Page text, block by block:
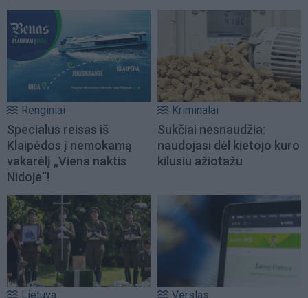
Renginiai
Specialus reisas iš
Klaipėdos į nemokamą
vakarėlį „Viena naktis
Nidoje“!
Kriminalai
Sukčiai nesnaudžia:
naudojasi dėl kietojo kuro
kilusiu ažiotažu
Lietuva Verslas